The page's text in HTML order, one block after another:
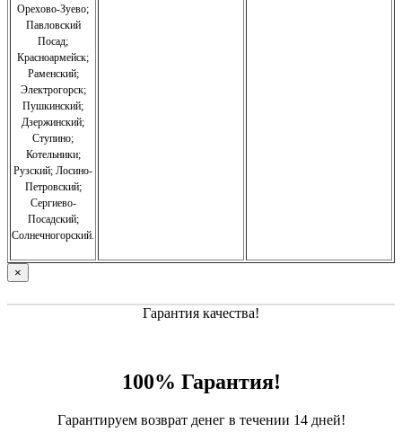
Орехово-Зуево;
Павловский
Посад;
Красноармейск;
Раменский;
Электрогорск;
Пушкинский;
Дзержинский;
Ступино;
Котельники;
Рузский; Лосино-
Петровский;
Сергиево-
Посадский;
Солнечногорский.
×
Гарантия качества!
100% Гарантия!
Гарантируем возврат денег в течении 14 дней!